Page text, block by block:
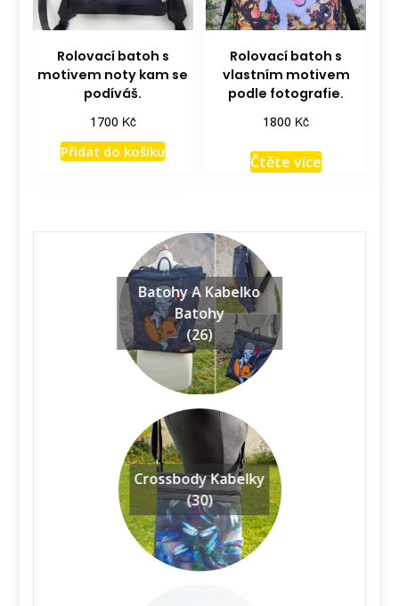
Rolovací batoh s
motivem noty kam se
podíváš.
1700 Kč
Přidat do košíku
Rolovací batoh s
vlastním motivem
podle fotografie.
1800 Kč
Čtěte více
Batohy A Kabelko
Batohy
(26)
Crossbody Kabelky
(30)